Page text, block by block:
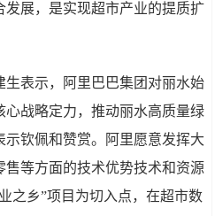
展，是实现超市产业的提质扩
生表示，阿里巴巴集团对丽水始
战略定力，推动丽水高质量绿
钦佩和赞赏。阿里愿意发挥大
等方面的技术优势技术和资源
之乡”项目为切入点，在超市数